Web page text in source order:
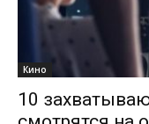
Кино
10